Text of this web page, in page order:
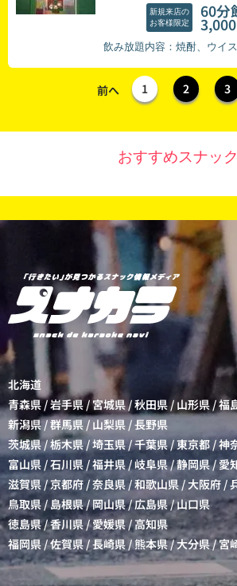
新規来店の
お客様限定
60分
飲み放題内容：焼酎、ウイ
前へ 1 2 3
おすすめスナック
北海道
青森県/岩手県/宮城県/秋田県 / 山形県/福
新潟県/群馬県 / 山梨県 /長野県
茨城県 /栃木県/埼玉県/千葉県/東京都 /神
富山県 /石川県 /福井県/岐阜県/静岡県/愛
滋賀県/京都府/奈良県 /和歌山県/大阪府 /
鳥取県 / 島根県/岡山県/広島県/山口県
徳島県/香川県/愛媛県 /高知県
福岡県 /佐賀県 /長崎県/熊本県/大分県/宮